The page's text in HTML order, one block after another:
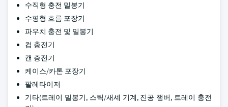
수직형 충전 밀봉기
수평형 흐름 포장기
파우치 충전 및 밀봉기
컵 충전기
캔 충전기
케이스/카톤 포장기
팔레타이저
기타(트레이 밀봉기, 스틱/새셰 기계, 진공 챔버, 트레이 충전